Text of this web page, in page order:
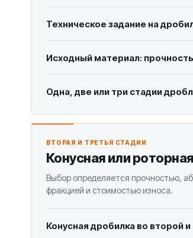
Техническое задание на
Исходный материал:
Одна, две или три стадии
ВТОРАЯ И ТРЕТЬЯ СТАДИИ
Конусная или
Выбор определяется прочностью,
фракцией и стоимостью износа.
Конусная дробилка во второй